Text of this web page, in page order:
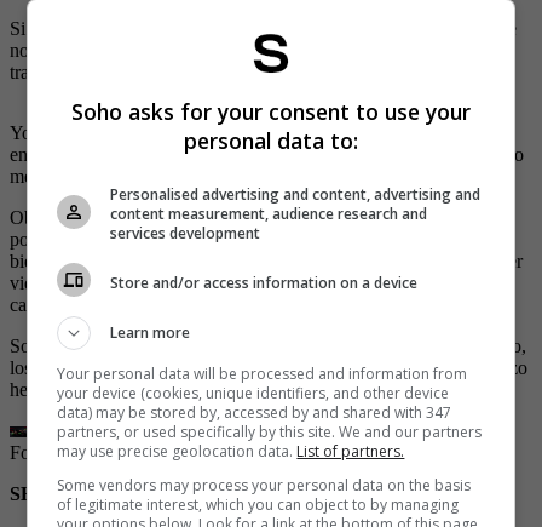
Si muestro cosas que no van a ver en Instagram como mi cola, que
no tengo ningún tabú con el tema peor aquí si la muestro. Estoy
trabajando en una página que se llama ‘Unlock’.
Yo al comienzo sí tenía muchos tabúes, mucho miedo porque aquí
en Cali, las personas lo relacionan demasiado con pornografía, pero
me lancé.
Obviamente, quería tener una página donde pudiera mostrar un
poquito más, aparte que obviamente pagan muy bien, pagan súper
bien. Aquí soy muy yo, me encanta bailar y estoy tratando de meter
videos de twerk. Hasta el momento tengo un video bailando en la
cama.
Soy muy yo porque hay muchas personas que van a mostrarlo todo,
los senos, todo, yo no, entonces creo que por eso desde el comienzo
he marcado una diferencia.
Foto: Alfredo Barajas Marín | Foto:Foto: Alfredo Barajas Marín
SH:
¿Cuál es el hombre perfecto para Alejandra?
Soho asks for your consent to use your
personal data to:
Personalised advertising and content, advertising and
content measurement, audience research and
services development
Store and/or access information on a device
Learn more
Your personal data will be processed and information from
your device (cookies, unique identifiers, and other device
data) may be stored by, accessed by and shared with 347
partners, or used specifically by this site. We and our partners
may use precise geolocation data. List of partners.
Some vendors may process your personal data on the basis
of legitimate interest, which you can object to by managing